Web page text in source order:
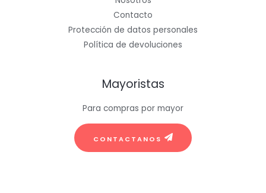
Contacto
Protección de datos personales
Política de devoluciones
Mayoristas
Para compras por mayor
CONTACTANOS